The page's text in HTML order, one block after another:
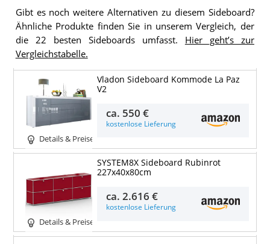
Gibt es noch weitere Alternativen zu diesem Sideboard?
Ähnliche Produkte finden Sie in unserem Vergleich, der
die 22 besten Sideboards umfasst. Hier geht’s zur
Vergleichstabelle.
Details & Preise
Vladon Sideboard Kommode La Paz
V2
ca. 550 €
kostenlose Lieferung
Details & Preise
SYSTEM8X Sideboard Rubinrot
227x40x80cm
ca.2.616 €
kostenlose Lieferung